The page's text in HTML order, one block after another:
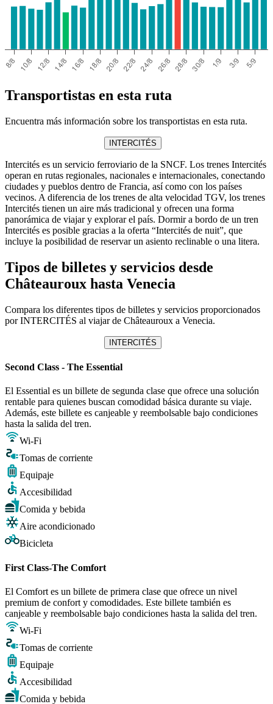
Transportistas en esta ruta
Encuentra más información sobre los transportistas en esta ruta.
INTERCITÉS
Intercités es un servicio ferroviario de la SNCF. Los trenes Intercités
operan en rutas regionales, nacionales e internacionales, conectando
ciudades y pueblos dentro de Francia, así como con los países
vecinos. A diferencia de los trenes de alta velocidad TGV, los trenes
Intercités tienen un aire más tradicional y ofrecen una forma
panorámica de viajar y explorar el país. Dormir a bordo de un tren
Intercités es posible gracias a la oferta “Intercités de nuit”, que
incluye la posibilidad de reservar un asiento reclinable o una litera.
Tipos de billetes y servicios desde
Châteauroux hasta Venecia
Compara los diferentes tipos de billetes y servicios proporcionados
por INTERCITÉS al viajar de Châteauroux a Venecia.
INTERCITÉS
Second Class - The Essential
El Essential es un billete de segunda clase que ofrece una solución
rentable para quienes buscan comodidad básica durante su viaje.
Además, este billete es canjeable y reembolsable bajo condiciones
hasta la salida del tren.
Wi-Fi
Tomas de corriente
Equipaje
Accesibilidad
Comida y bebida
Aire acondicionado
Bicicleta
First Class-The Comfort
El Comfort es un billete de primera clase que ofrece un nivel
premium de confort y comodidades. Este billete también es
canjeable y reembolsable bajo condiciones hasta la salida del tren.
Wi-Fi
Tomas de corriente
Equipaje
Accesibilidad
Comida y bebida